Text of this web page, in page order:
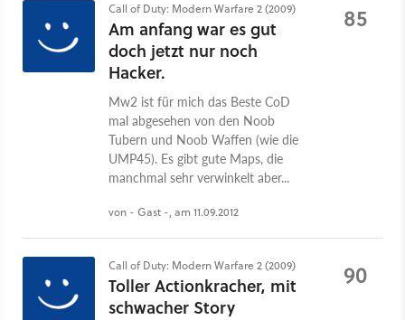
Call of Duty: Modern Warfare 2 (2009)
Am anfang war es gut
doch jetzt nur noch
Hacker.
Mw2 ist für mich das Beste CoD
mal abgesehen von den Noob
Tubern und Noob Waffen (wie die
UMP45). Es gibt gute Maps, die
manchmal sehr verwinkelt aber...
von - Gast -, am 11.09.2012
85
Call of Duty: Modern Warfare 2 (2009)
Toller Actionkracher, mit
schwacher Story
90